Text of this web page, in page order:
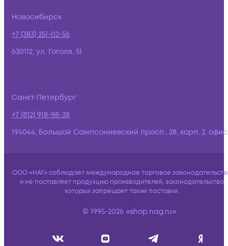
Новосибирск
+7 (383) 251-02-56
630112, ул. Гоголя, 51
Санкт-Петербург
+7 (812) 918-98-38
194044, Большой Сампсониевский просп., 28, корп. 2,
ООО «НАГ» соблюдает международное торговое
и не поставляет продукцию производителей, законодательство
которых запрещает такие поставки.
© 1995-2026 «shop.nag.ru»